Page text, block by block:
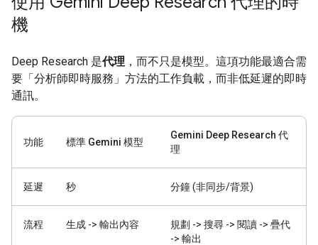
機
Deep Research 是代理 ，而不只是模型。這項功能最適合需
要「分析師即時服務」方法的工作負載，而非低延遲的即時
通訊。
功能 標準 Gemini 模型
Gemini Deep Research 代
理
延遲 秒 分鐘 (非同步/背景)
流程 生成 -> 輸出內容
規劃 -> 搜尋 -> 閱讀 -> 疊代
-> 輸出